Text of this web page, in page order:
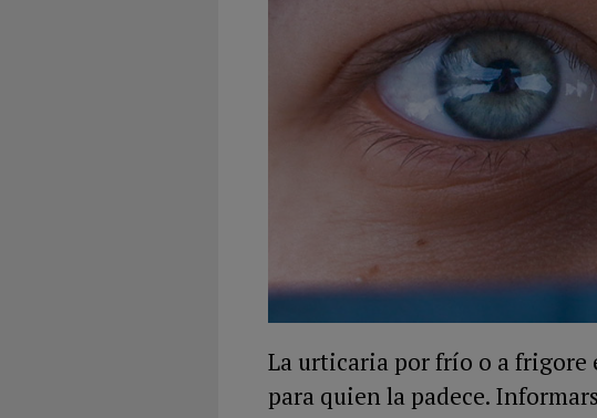
La urticaria por frío o a frigore
para quien la padece.